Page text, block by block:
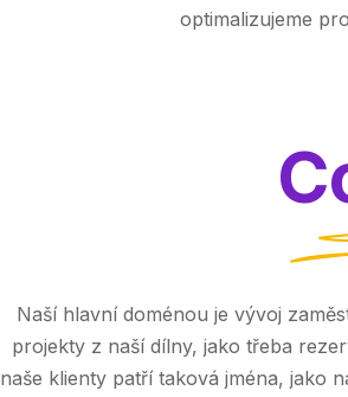
optimalizujeme
Naší hlavní doménou je vývoj
projekty z naší dílny, jako třeba
naše klienty patří taková jména, jako